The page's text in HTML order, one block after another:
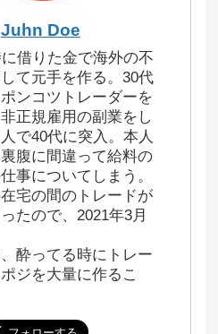
Juhn Doe
借りた金で海外の不
て元手を作る。30代
ンコツトレーダーを
正規雇用の副業をし
で40代に突入。本人
腹に間違って給料の
事についてしまう。
宅の間のトレードが
たので、2021年3月
酔ってる時にトレー
ジを大量に作るこ